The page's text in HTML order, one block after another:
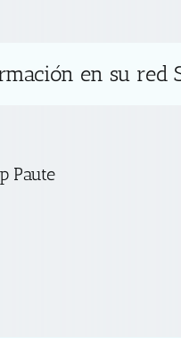
en su red
Paute